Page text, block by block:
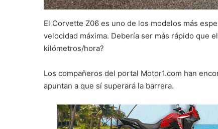
El Corvette Z06 es uno de los modelos más
velocidad máxima. Debería ser más rápido que
kilómetros/hora?
Los compañeros del portal Motor1.com han
apuntan a que sí superará la barrera.